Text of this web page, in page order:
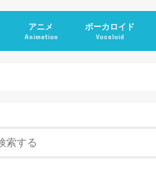
アニメ
Animation
ボーカロイド
Vocaloid